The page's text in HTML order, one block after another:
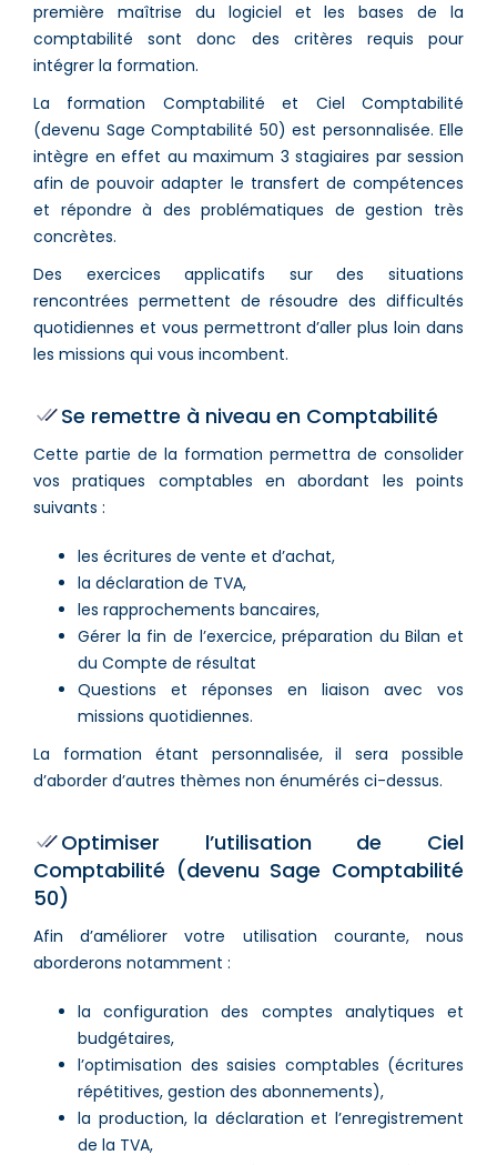
première maîtrise du logiciel et les bases de la
comptabilité sont donc des critères requis pour
intégrer la formation.
La formation Comptabilité et Ciel Comptabilité
(devenu Sage Comptabilité 50) est personnalisée. Elle
intègre en effet au maximum 3 stagiaires par session
afin de pouvoir adapter le transfert de compétences
et répondre à des problématiques de gestion très
concrètes.
Des exercices applicatifs sur des situations
rencontrées permettent de résoudre des difficultés
quotidiennes et vous permettront d’aller plus loin dans
les missions qui vous incombent.
Se remettre à niveau en Comptabilité
Cette partie de la formation permettra de consolider
vos pratiques comptables en abordant les points
suivants :
les écritures de vente et d’achat,
la déclaration de TVA,
les rapprochements bancaires,
Gérer la fin de l’exercice, préparation du Bilan et
du Compte de résultat
Questions et réponses en liaison avec vos
missions quotidiennes.
La formation étant personnalisée, il sera possible
d’aborder d’autres thèmes non énumérés ci-dessus.
Optimiser l’utilisation de Ciel
Comptabilité (devenu Sage Comptabilité
50)
Afin d’améliorer votre utilisation courante, nous
aborderons notamment :
la configuration des comptes analytiques et
budgétaires,
l’optimisation des saisies comptables (écritures
répétitives, gestion des abonnements),
la production, la déclaration et l’enregistrement
de la TVA,